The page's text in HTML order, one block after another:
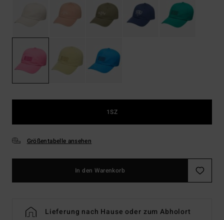
1SZ
Größentabelle ansehen
In den Warenkorb
Lieferung nach Hause oder zum Abholort